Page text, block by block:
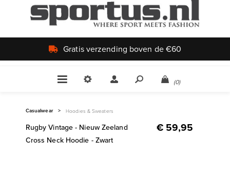
Gratis verzending boven de €60
(0)
Casualwear > Hoodies & Sweaters
Rugby Vintage - Nieuw Zeeland
Cross Neck Hoodie - Zwart
€ 59,95